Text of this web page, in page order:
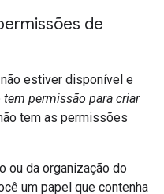
de
não estiver disponível e
tem permissão para criar
tem as permissões
ou da organização do
um papel que contenha